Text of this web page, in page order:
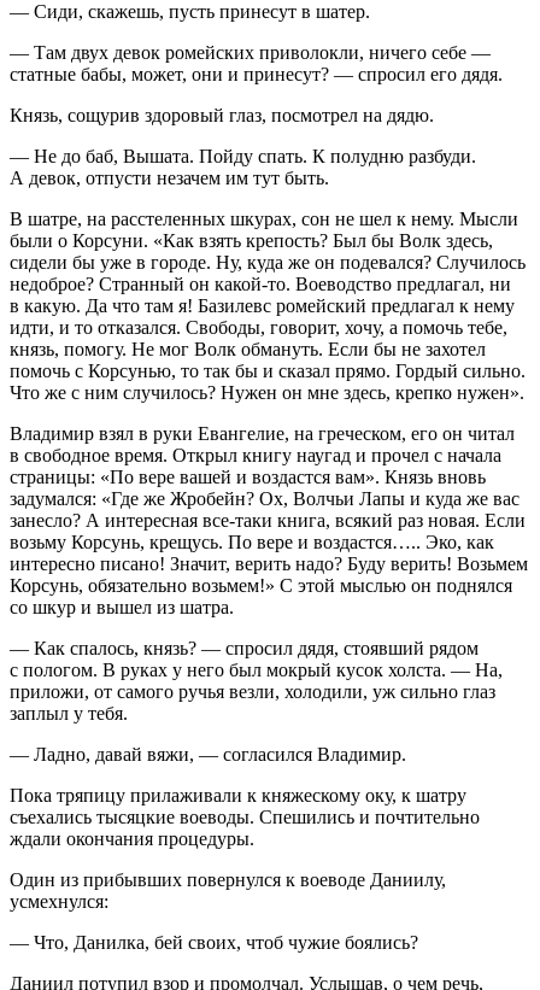
— Сиди, скажешь, пусть принесут в шатер.
— Там двух девок ромейских приволокли, ничего себе —
статные бабы, может, они и принесут? — спросил его дядя.
Князь, сощурив здоровый глаз, посмотрел на дядю.
— Не до баб, Вышата. Пойду спать. К полудню разбуди.
А девок, отпусти незачем им тут быть.
В шатре, на расстеленных шкурах, сон не шел к нему. Мысли
были о Корсуни. «Как взять крепость? Был бы Волк здесь,
сидели бы уже в городе. Ну, куда же он подевался? Случилось
недоброе? Странный он какой-то. Воеводство предлагал, ни
в какую. Да что там я! Базилевс ромейский предлагал к нему
идти, и то отказался. Свободы, говорит, хочу, а помочь тебе,
князь, помогу. Не мог Волк обмануть. Если бы не захотел
помочь с Корсунью, то так бы и сказал прямо. Гордый сильно.
Что же с ним случилось? Нужен он мне здесь, крепко нужен».
Владимир взял в руки Евангелие, на греческом, его он читал
в свободное время. Открыл книгу наугад и прочел с начала
страницы: «По вере вашей и воздастся вам». Князь вновь
задумался: «Где же Жробейн? Ох, Волчьи Лапы и куда же вас
занесло? А интересная все-таки книга, всякий раз новая. Если
возьму Корсунь, крещусь. По вере и воздастся….. Эко, как
интересно писано! Значит, верить надо? Буду верить! Возьмем
Корсунь, обязательно возьмем!» С этой мыслью он поднялся
со шкур и вышел из шатра.
— Как спалось, князь? — спросил дядя, стоявший рядом
с пологом. В руках у него был мокрый кусок холста. — На,
приложи, от самого ручья везли, холодили, уж сильно глаз
заплыл у тебя.
— Ладно, давай вяжи, — согласился Владимир.
Пока тряпицу прилаживали к княжескому оку, к шатру
съехались тысяцкие воеводы. Спешились и почтительно
ждали окончания процедуры.
Один из прибывших повернулся к воеводе Даниилу,
усмехнулся:
— Что, Данилка, бей своих, чтоб чужие боялись?
Даниил потупил взор и промолчал. Услышав, о чем речь,